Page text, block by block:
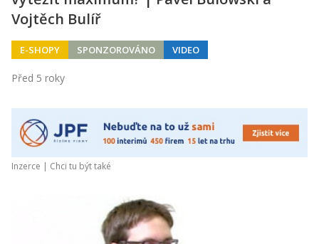
Vojtěch Bulíř
E-SHOPY SPONZOROVÁNO VIDEO
Před 5 roky
Inzerce | Chci tu být také